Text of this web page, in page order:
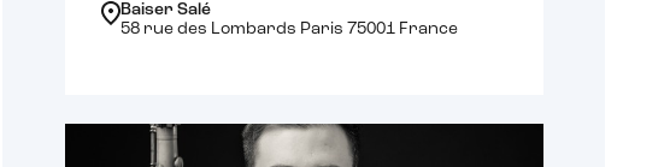
Baiser Salé
58 rue des Lombards Paris 75001 France